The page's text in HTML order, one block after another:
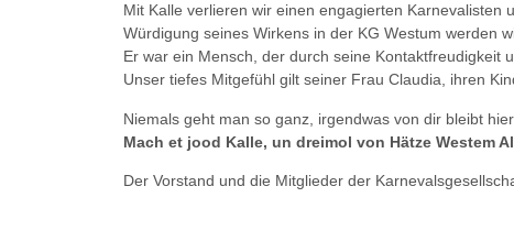
Mit Kalle verlieren wir einen engagierten
Würdigung seines Wirkens in der KG Westum werden
Er war ein Mensch, der durch seine Kontaktfreudigkeit
Unser tiefes Mitgefühl gilt seiner Frau Claudia, ihren
Niemals geht man so ganz, irgendwas von dir bleibt hier.
Mach et jood Kalle, un dreimol von Hätze Westem
Der Vorstand und die Mitglieder der